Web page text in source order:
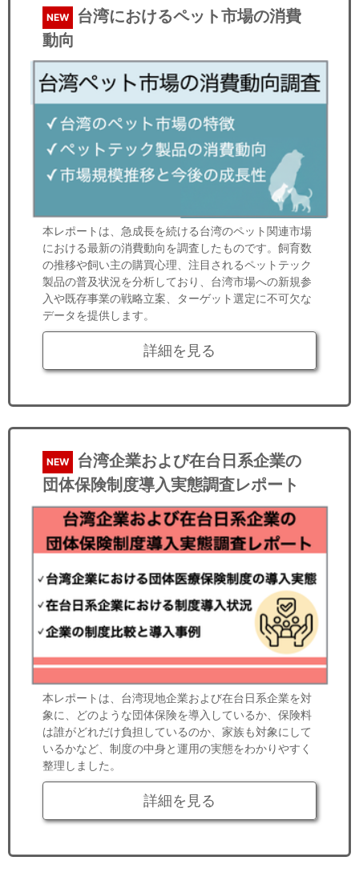
NEW
台湾におけるペット市場の消費
動向
本レポートは、急成長を続ける台湾のペット関連市場
における最新の消費動向を調査したものです。飼育数
の推移や飼い主の購買心理、注目されるペットテック
製品の普及状況を分析しており、台湾市場への新規参
入や既存事業の戦略立案、ターゲット選定に不可欠な
データを提供します。
詳細を見る
NEW
台湾企業および在台日系企業の
団体保険制度導入実態調査レポート
本レポートは、台湾現地企業および在台日系企業を対
象に、どのような団体保険を導入しているか、保険料
は誰がどれだけ負担しているのか、家族も対象にして
いるかなど、制度の中身と運用の実態をわかりやすく
整理しました。
詳細を見る